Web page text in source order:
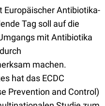
Europäischer Antibiotika-
Tag soll auf die
mit Antibiotika
machen.
hat das ECDC
Prevention and Control)